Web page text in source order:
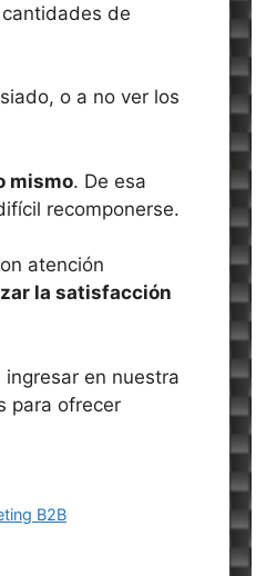
de
o a no ver los
mismo. De esa
recomponerse.
atención
la satisfacción
ingresar en nuestra
para ofrecer
B2B